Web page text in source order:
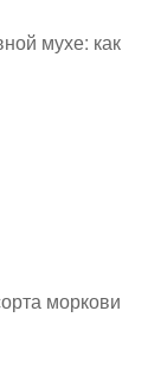
мухе: как
моркови